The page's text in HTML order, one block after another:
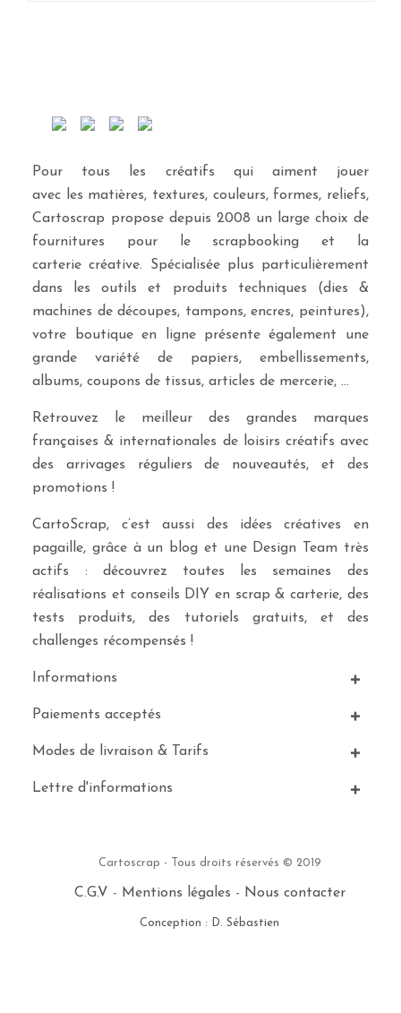
Pour tous les créatifs qui aiment jouer
avec les matières, textures, couleurs, formes, reliefs,
Cartoscrap propose depuis 2008 un large choix de
fournitures pour le scrapbooking et la
carterie créative. Spécialisée plus particulièrement
dans les outils et produits techniques (dies &
machines de découpes, tampons, encres, peintures),
votre boutique en ligne présente également une
grande variété de papiers, embellissements,
albums, coupons de tissus, articles de mercerie, …
Retrouvez le meilleur des grandes marques
françaises & internationales de loisirs créatifs avec
des arrivages réguliers de nouveautés, et des
promotions !
CartoScrap, c’est aussi des idées créatives en
pagaille, grâce à un blog et une Design Team très
actifs : découvrez toutes les semaines des
réalisations et conseils DIY en scrap & carterie, des
tests produits, des tutoriels gratuits, et des
challenges récompensés !
Informations
Paiements acceptés
Modes de livraison & Tarifs
Lettre d'informations
Cartoscrap - Tous droits réservés © 2019
C.G.V - Mentions légales - Nous contacter
Conception : D. Sébastien